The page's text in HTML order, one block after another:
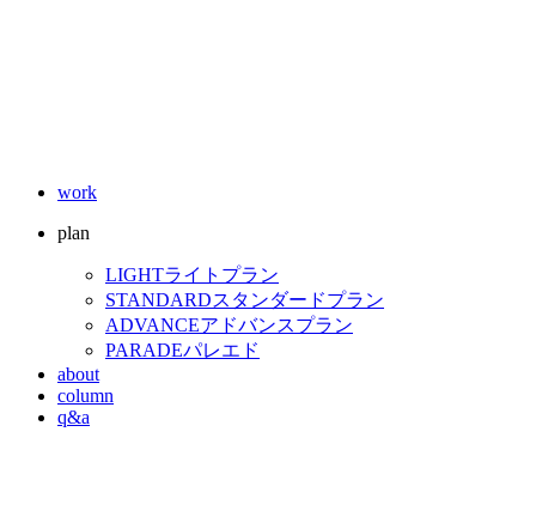
work
plan
LIGHTライトプラン
STANDARDスタンダードプラン
ADVANCEアドバンスプラン
PARADEパレエド
about
column
q&a